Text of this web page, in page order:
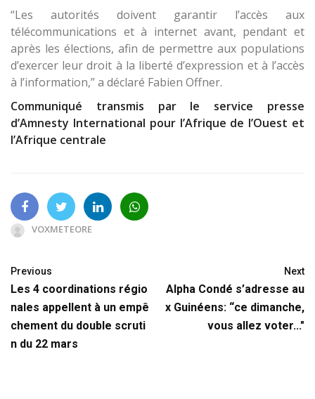
“Les autorités doivent garantir l’accès aux
télécommunications et à internet avant, pendant et
après les élections, afin de permettre aux populations
d’exercer leur droit à la liberté d’expression et à l’accès
à l’information,” a déclaré Fabien Offner.
Communiqué transmis par le service presse
d’Amnesty International pour l’Afrique de l’Ouest et
l’Afrique centrale
VOXMETEORE
Previous
Les 4 coordinations régio
nales appellent à un empê
chement du double scruti
n du 22 mars
Next
Alpha Condé s’adresse au
x Guinéens: “ce dimanche,
vous allez voter..."